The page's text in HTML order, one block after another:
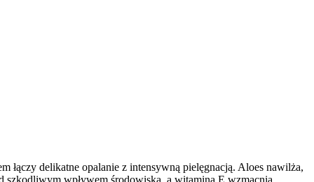
łączy delikatne opalanie z intensywną pielęgnacją. Aloes nawilża,
szkodliwym wpływem środowiska, a witamina E wzmacnia